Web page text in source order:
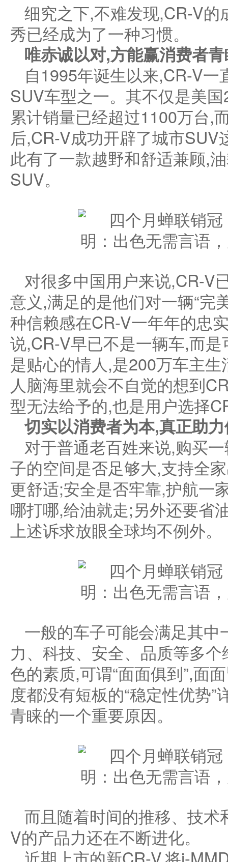
细究之下,不难发现,CR-V
秀已经成为了一种习惯。
唯赤诚以对,方能赢消费者
自1995年诞生以来,CR-V
SUV车型之一。其不仅是美
累计销量已经超过1100万台,
后,CR-V成功开辟了城市
此有了一款越野和舒适兼顾,
SUV。
对很多中国用户来说,CR-V
意义,满足的是他们对一辆“完
种信赖感在CR-V一年年的忠
说,CR-V早已不是一辆车,而
是贴心的情人,是200万车主
人脑海里就会不自觉的想到
型无法给予的,也是用户选择
切实以消费者为本,真正助
对于普通老百姓来说,购买
子的空间是否足够大,支持全
更舒适;安全是否牢靠,护航一
哪打哪,给油就走;另外还要省
上述诉求放眼全球均不例外。
一般的车子可能会满足其
力、科技、安全、品质等多
色的素质,可谓“面面俱到”,面
度都没有短板的“稳定性优势
青睐的一个重要原因。
而且随着时间的推移、技
V的产品力还在不断进化。